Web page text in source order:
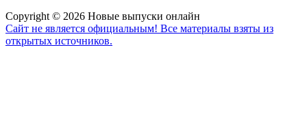
Copyright © 2026 Новые выпуски онлайн
Сайт не является официальным! Все материалы взяты из
открытых источников.